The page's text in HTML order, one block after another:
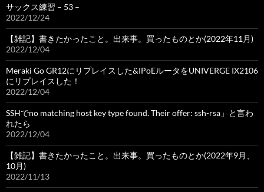
サックス練習 – 53 –
2022/12/24
【雑記】書きたかったこと。出来事。買ったものとか(2022年11月)
2022/12/04
Meraki Go GR12にリプレイスした&IPoEルータをUNIVERGE IX2106
にリプレイスした！
2022/12/04
SSHでno matching host key type found. Their offer: ssh-rsa」と言わ
れたら
2022/12/04
【雑記】書きたかったこと。出来事。買ったものとか(2022年9月、
10月)
2022/11/13